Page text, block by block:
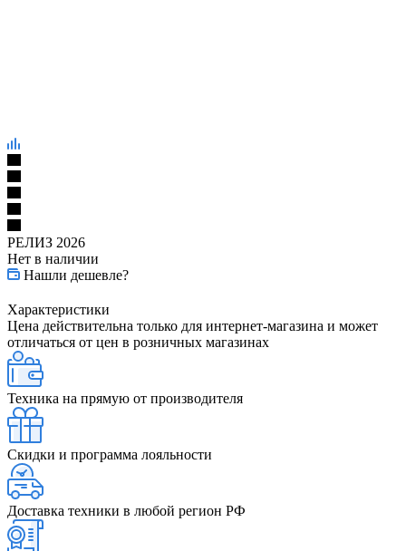
РЕЛИЗ 2026
Нет в наличии
Нашли дешевле?
Характеристики
Цена действительна только для интернет-магазина и может
отличаться от цен в розничных магазинах
Техника на прямую от производителя
Скидки и программа лояльности
Доставка техники в любой регион РФ